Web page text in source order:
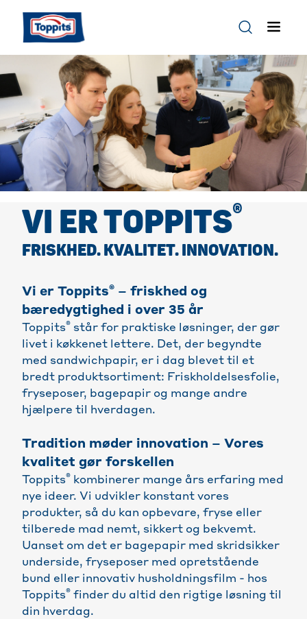
VI ER TOPPITS®
FRISKHED. KVALITET. INNOVATION.
Vi er Toppits® – friskhed og
bæredygtighed i over 35 år
Toppits® står for praktiske løsninger, der gør
livet i køkkenet lettere. Det, der begyndte
med sandwichpapir, er i dag blevet til et
bredt produktsortiment: Friskholdelsesfolie,
fryseposer, bagepapir og mange andre
hjælpere til hverdagen.
Tradition møder innovation – Vores
kvalitet gør forskellen
Toppits® kombinerer mange års erfaring med
nye ideer. Vi udvikler konstant vores
produkter, så du kan opbevare, fryse eller
tilberede mad nemt, sikkert og bekvemt.
Uanset om det er bagepapir med skridsikker
underside, fryseposer med opretstående
bund eller innovativ husholdningsfilm - hos
Toppits® finder du altid den rigtige løsning til
din hverdag.